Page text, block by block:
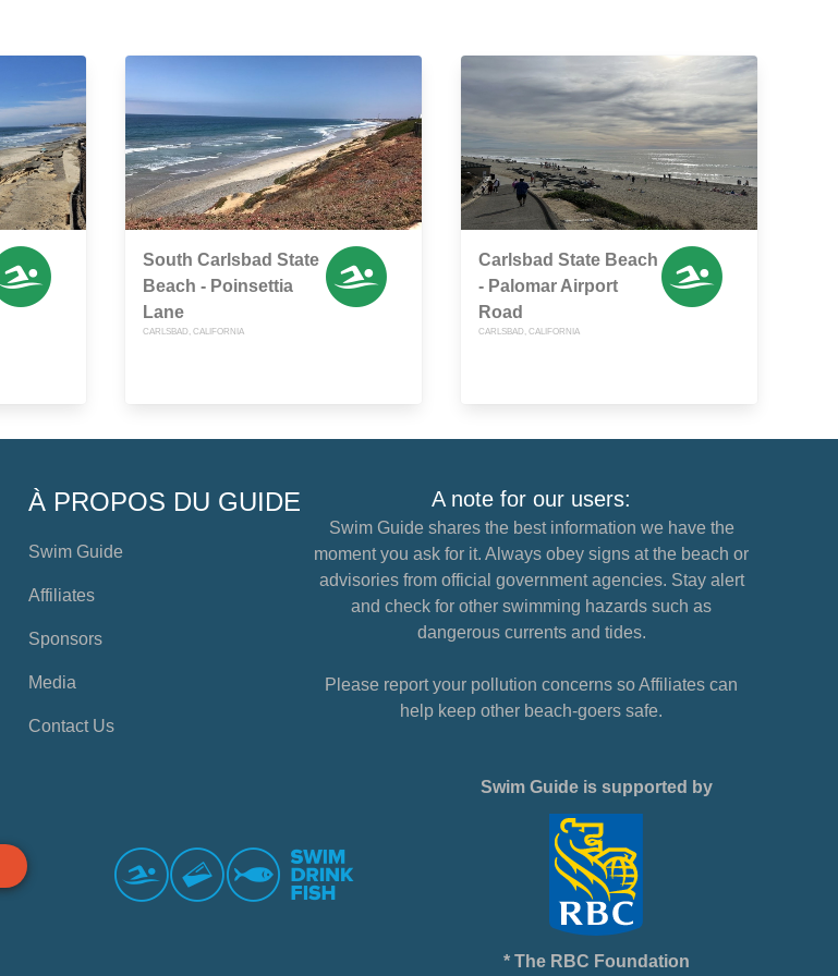
South Carlsbad State
Beach - Poinsettia
Lane
CARLSBAD, CALIFORNIA
Carlsbad State Beach
- Palomar Airport
Road
CARLSBAD, CALIFORNIA
À PROPOS DU GUIDE
Swim Guide
Affiliates
Sponsors
Media
Contact Us
A note for our users:
Swim Guide shares the best information we have the
moment you ask for it. Always obey signs at the beach or
advisories from official government agencies. Stay alert
and check for other swimming hazards such as
dangerous currents and tides.
Please report your pollution concerns so Affiliates can
help keep other beach-goers safe.
Swim Guide is supported by
* The RBC Foundation